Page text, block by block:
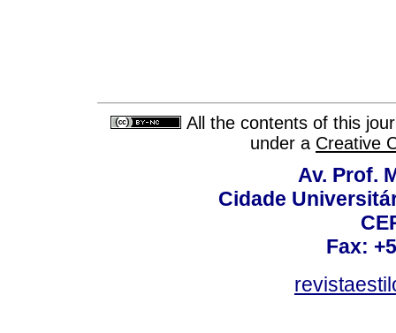
All the contents of this
under a Creative
Av. Prof.
Cidade
Fax: